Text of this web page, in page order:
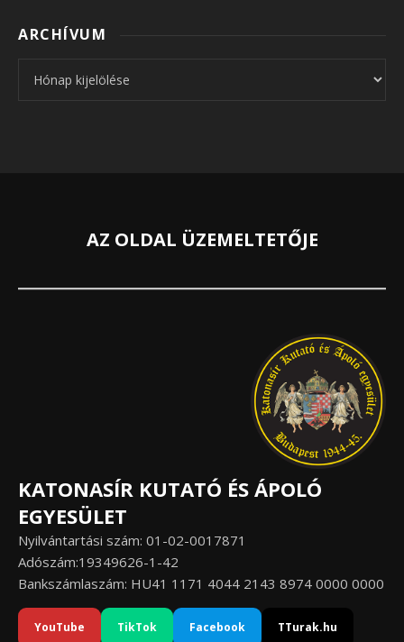
ARCHÍVUM
AZ OLDAL ÜZEMELTETŐJE
KATONASÍR KUTATÓ ÉS ÁPOLÓ
EGYESÜLET
Nyilvántartási szám: 01-02-0017871
Adószám:19349626-1-42
Bankszámlaszám: HU41 1171 4044 2143 8974 0000 0000
YouTube TikTok Facebook TTurak.hu